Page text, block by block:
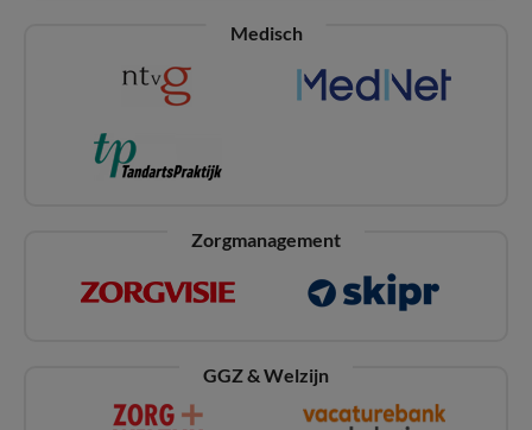
Medisch
Zorgmanagement
GGZ & Welzijn